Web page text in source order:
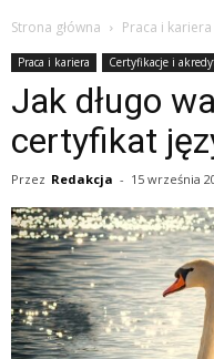
Strona główna Praca i kariera
Praca i kariera Certyfikacje i
Jak długo
certyfikat
Przez Redakcja - 15 września